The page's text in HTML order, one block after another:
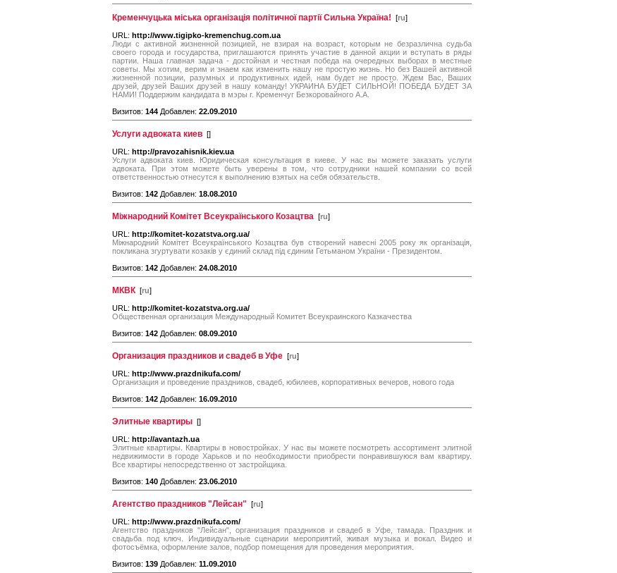
Кременчуцька міська організація політичної партії Сильна Україна! [ru]
URL: http://www.tigipko-kremenchug.com.ua
Люди с активной жизненной позицией, не взирая на возраст, которым не безразлична судьба
своего города и государства, приглашаются принять участие в данной акции и вступать в ряды
партии. Наша главная задача - достойная и честная победа на очередных выборах в местные
советы. Мы хотим, верим и знаем как изменить нашу не простую жизнь. Но без Вашей активной
жизненной позиции, разумных и продуктивных идей, нам будет не просто. Ждем Вас, Ваших
друзей, друзей Ваших друзей в нашу команду! УКРАИНА БУДЕТ СИЛЬНОЙ! ПОБЕДА БУДЕТ ЗА
НАМИ! Поддержим кандидата в мэры г. Кременчуг Безкоровайного А.А.
Визитов: 144 Добавлен: 22.09.2010
Услуги адвоката киев []
URL: http://pravozahisnik.kiev.ua
Услуги адвоката киев. Юридическая консультация в киеве. У нас вы можете заказать услуги
адвоката. При этом можете быть уверены в том, что сотрудники нашей компании со всей
ответственностью отнесутся к выполнению взятых на себя обязательств.
Визитов: 142 Добавлен: 18.08.2010
Міжнародний Комітет Всеукраїнського Козацтва [ru]
URL: http://komitet-kozatstva.org.ua/
Міжнародний Комітет Всеукраїнського Козацтва був створений навесні 2005 року як організація,
покликана згуртувати козаків у єдиний склад під єдиним Гетьманом України - Президентом.
Визитов: 142 Добавлен: 24.08.2010
МКВК [ru]
URL: http://komitet-kozatstva.org.ua/
Общественная организация Международный Комитет Всеукраинского Казкачества
Визитов: 142 Добавлен: 08.09.2010
Организация праздников и свадеб в Уфе [ru]
URL: http://www.prazdnikufa.com/
Организация и проведение праздников, свадеб, юбилеев, корпоративных вечеров, нового года
Визитов: 142 Добавлен: 16.09.2010
Элитные квартиры []
URL: http://avantazh.ua
Элитные квартиры. Квартиры в новостройках. У нас вы можете посмотреть ассортимент элитной
недвижимости в городе Харьков и по необходимости приобрести понравившуюся вам квартиру.
Все квартиры непосредственно от застройщика.
Визитов: 140 Добавлен: 23.06.2010
Агентство праздников "Лейсан" [ru]
URL: http://www.prazdnikufa.com/
Агентство праздников "Лейсан", организация праздников и свадеб в Уфе, тамада. Праздник и
свадьба под ключ. Индивидуальные сценарии мероприятий, живая музыка и вокал. Видео и
фотосъёмка, оформление залов, подбор помещения для проведения мероприятия.
Визитов: 139 Добавлен: 11.09.2010